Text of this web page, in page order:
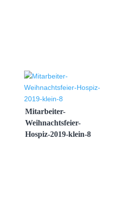
Mitarbeiter-
Weihnachtsfeier-
Hospiz-2019-klein-8